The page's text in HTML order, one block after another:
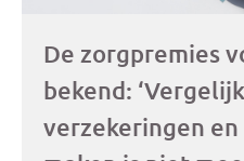
De zorgpremies
bekend:
verzekeringen en